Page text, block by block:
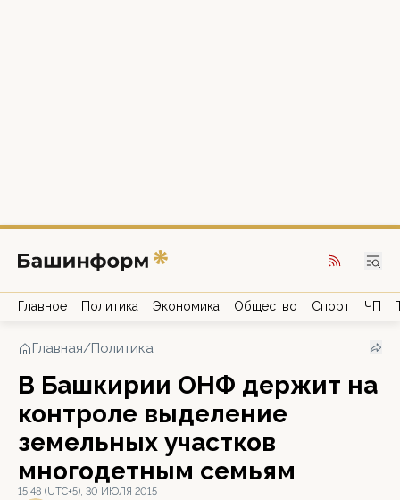
Главное Политика Экономика Общество Спорт ЧП
Главная/Политика
В Башкирии ОНФ держит на
контроле выделение
земельных участков
многодетным семьям
15:48 (UTC+5), 30 ИЮЛЯ 2015